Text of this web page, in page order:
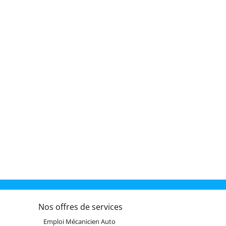
Nos offres de services
Emploi Mécanicien Auto